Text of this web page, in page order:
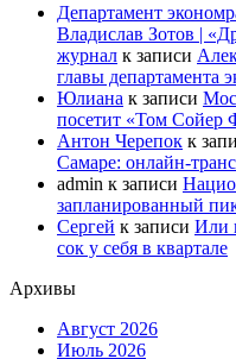
Департамент
Владислав Зотов |
журнал к записи
главы департамента
Юлиана к записи
посетит «Том Сойер
Антон Черепок к
Самаре: онлайн-
admin к записи
запланированный
Сергей к записи Или
сок у себя в квартале
Архивы
Август 2026
Июль 2026